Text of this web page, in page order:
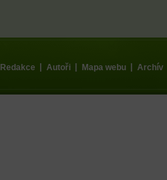
Redakce | Autoři | Mapa webu | Archív